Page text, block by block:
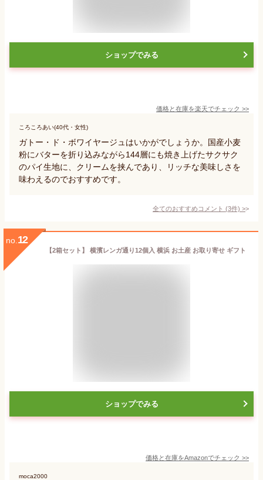
ショップでみる
価格と在庫を楽天でチェック >>
ころころあい(40代・女性)
ガトー・ド・ボワイヤージュはいかがでしょうか。国産小麦
粉にバターを折り込みながら144層にも焼き上げたサクサク
のパイ生地に、クリームを挟んであり、リッチな美味しさを
味わえるのでおすすめです。
全てのおすすめコメント (3件) >
no. 12
【2箱セット】 横濱レンガ通り12個入 横浜 お土産 お取り寄せ ギフト
ショップでみる
価格と在庫をAmazonでチェック >>
moca2000